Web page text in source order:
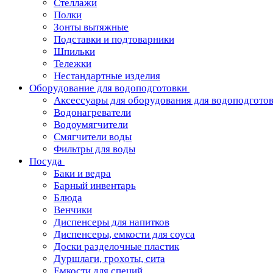
Стеллажи
Полки
Зонты вытяжные
Подставки и подтоварники
Шпильки
Тележки
Нестандартные изделия
Оборудование для водоподготовки
Аксессуары для оборудования для
Водонагреватели
Водоумягчители
Смягчители воды
Фильтры для воды
Посуда
Баки и ведра
Барный инвентарь
Блюда
Венчики
Диспенсеры для напитков
Диспенсеры, емкости для соуса
Доски разделочные пластик
Дуршлаги, грохоты, сита